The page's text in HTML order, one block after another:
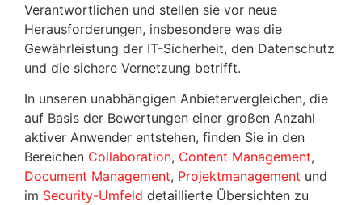
Verantwortlichen und stellen sie vor neue
Herausforderungen, insbesondere was die
Gewährleistung der IT-Sicherheit, den Datenschutz
und die sichere Vernetzung betrifft.
In unseren unabhängigen Anbietervergleichen, die
auf Basis der Bewertungen einer großen Anzahl
aktiver Anwender entstehen, finden Sie in den
Bereichen Collaboration, Content Management,
Document Management, Projektmanagement und
im Security-Umfeld detaillierte Übersichten zu